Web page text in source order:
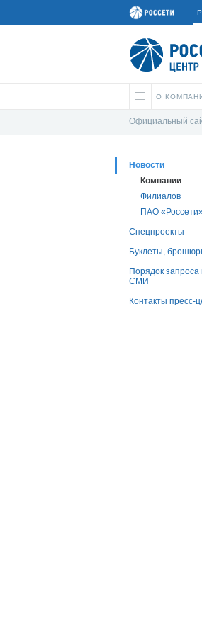
О
Официальный
Новости
Компании
Филиалов
ПАО
Спецпроекты
Буклеты,
Порядок
СМИ
Контакты пресс-